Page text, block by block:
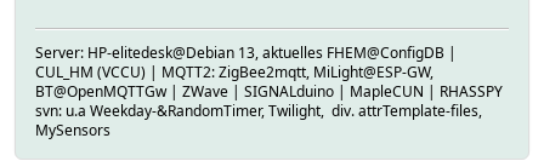
Server: HP-elitedesk@Debian 13, aktuelles FHEM@ConfigDB |
CUL_HM (VCCU) | MQTT2: ZigBee2mqtt, MiLight@ESP-GW,
BT@OpenMQTTGw | ZWave | SIGNALduino | MapleCUN | RHASSPY
svn: u.a Weekday-&RandomTimer, Twilight, div. attrTemplate-files,
MySensors